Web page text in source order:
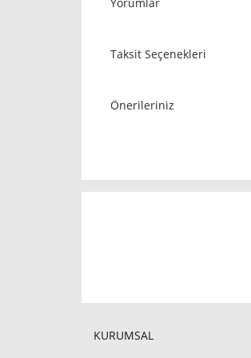
Taksit Seçenekleri
Önerileriniz
KURUMSAL